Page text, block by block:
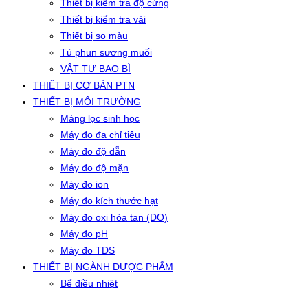
Thiết bị kiểm tra độ cứng
Thiết bị kiểm tra vải
Thiết bị so màu
Tủ phun sương muối
VẬT TƯ BAO BÌ
THIẾT BỊ CƠ BẢN PTN
THIẾT BỊ MÔI TRƯỜNG
Màng lọc sinh học
Máy đo đa chỉ tiêu
Máy đo độ dẫn
Máy đo độ mặn
Máy đo ion
Máy đo kích thước hạt
Máy đo oxi hòa tan (DO)
Máy đo pH
Máy đo TDS
THIẾT BỊ NGÀNH DƯỢC PHẨM
Bể điều nhiệt